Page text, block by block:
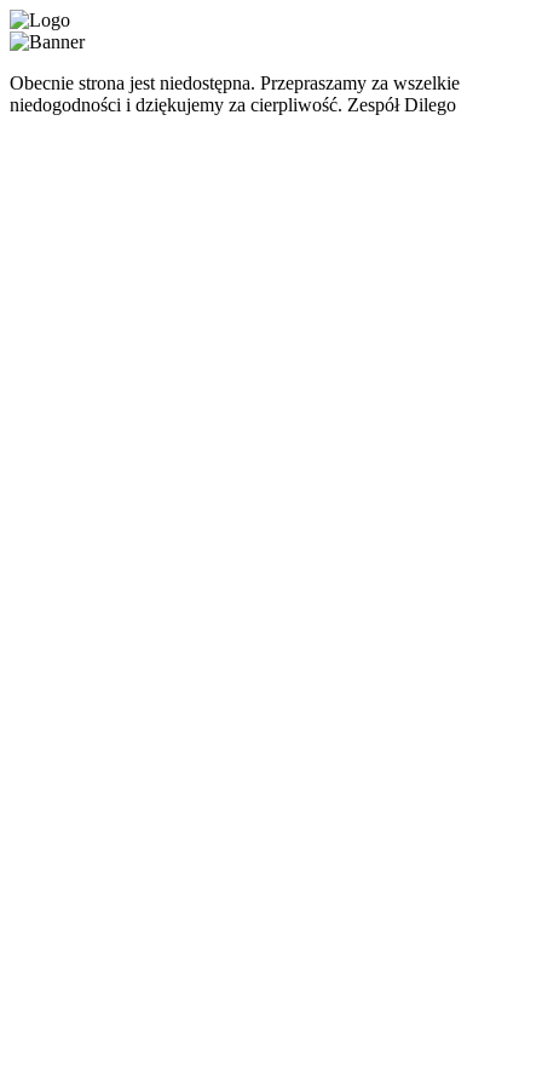
Obecnie strona jest niedostępna. Przepraszamy za wszelkie
niedogodności i dziękujemy za cierpliwość. Zespół Dilego